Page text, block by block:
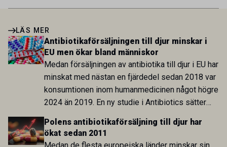
LÄS MER
Antibiotikaförsäljningen till djur minskar i
EU men ökar bland människor
Medan försäljningen av antibiotika till djur i EU har
minskat med nästan en fjärdedel sedan 2018 var
konsumtionen inom humanmedicinen något högre
2024 än 2019. En ny studie i Antibiotics sätter
utvecklingen inom de båda sektorerna sida vid
sida och pekar på en obalans i EU:s One Health-
arbete.
Polens antibiotikaförsäljning till djur har
ökat sedan 2011